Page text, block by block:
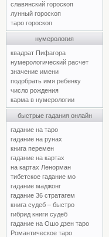
славянский гороскоп
лунный гороскоп
таро гороскоп
нумерология
квадрат Пифагора
нумерологический расчет
значение имени
подобрать имя ребенку
число рождения
карма в нумерологии
быстрые гадания онлайн
гадание на таро
гадание на рунах
книга перемен
гадание на картах
на картах Ленорман
тибетское гадание мо
гадание маджонг
гадание 36 стратагем
книга судеб – быстро
гибрид книги судеб
гадание на Ошо дзен таро
Романтическое таро